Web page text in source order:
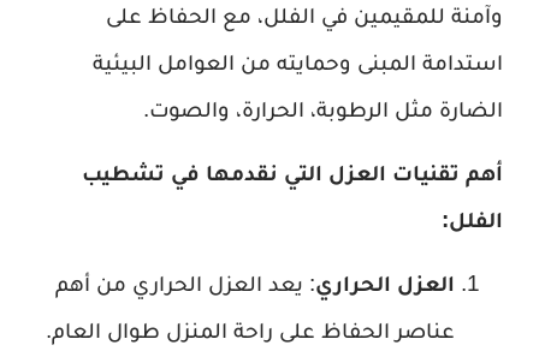
وآمنة للمقيمين في الفلل، مع الحفاظ على
استدامة المبنى وحمايته من العوامل البيئية
الضارة مثل الرطوبة، الحرارة، والصوت.
أهم تقنيات العزل التي نقدمها في تشطيب
الفلل:
العزل الحراري: يعد العزل الحراري من أهم
عناصر الحفاظ على راحة المنزل طوال العام.